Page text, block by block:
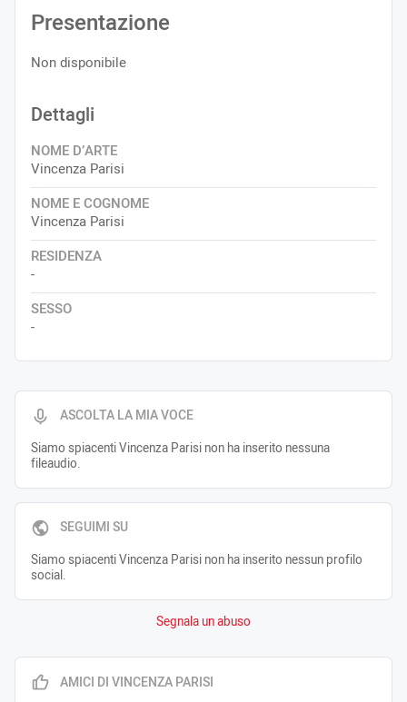
ASCOLTA LA MIA VOCE
Siamo spiacenti Vincenza Parisi non ha inserito nessuna
fileaudio.
SEGUIMI SU
Siamo spiacenti Vincenza Parisi non ha inserito nessun profilo
social.
Segnala un abuso
Presentazione
Non disponibile
Dettagli
NOME D’ARTE
Vincenza Parisi
NOME E COGNOME
Vincenza Parisi
RESIDENZA
-
SESSO
-
AMICI DI VINCENZA PARISI